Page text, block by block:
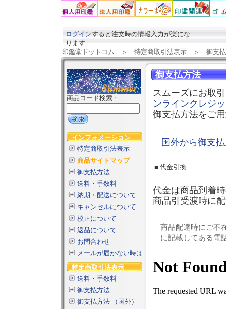
ログインすると注文時の情報入力が楽にな
ります
印鑑堂ドットコム ＞ 特定商取引法表示 ＞ 御支払
御支払方法
スムーズにお取
ンラインクレジ
御支払方法をご
国外から御支
■ 代金引換
代金は商品到着
商品引受渡時に
商品配達時にご不
に記載してある電
商品コード検索 :
インフォメーション
特定商取引法表示
商品サイトマップ
御支払方法
送料・手数料
納期・配送について
キャンセルについて
校正について
返品について
お問合わせ
メールが届かない時は
特定商取引法表示
送料・手数料
御支払方法
御支払方法 （国外）